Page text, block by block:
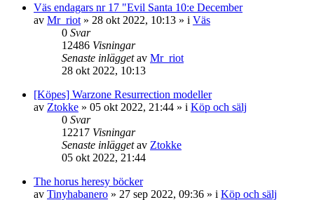
Väs endagars nr 17 "Evil Santa 10:e December
av Mr_riot » 28 okt 2022, 10:13 » i Väs
0 Svar
12486 Visningar
Senaste inläggetav Mr_riot
28 okt 2022, 10:13
[Köpes] Warzone Resurrection modeller
av Ztokke » 05 okt 2022, 21:44 » i Köp och sälj
0 Svar
12217 Visningar
Senaste inläggetav Ztokke
05 okt 2022, 21:44
The horus heresy böcker
av Tinyhabanero » 27 sep 2022, 09:36 » i Köp och sälj